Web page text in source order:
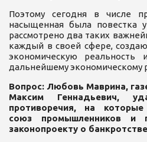
Поэтому сегодня в числе
насыщенная была повестка
рассмотрено два таких
каждый в своей сфере,
экономическую реальность
дальнейшему экономическому
Вопрос: Любовь Маврина,
Максим Геннадьевич,
противоречия, на
союз промышленников и
законопроекту о